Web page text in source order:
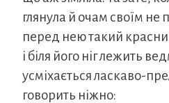
глянула й очам своїм не
перед нею такий
і біля його ніг лежить
усміхається ласкаво-
говорить ніжно: